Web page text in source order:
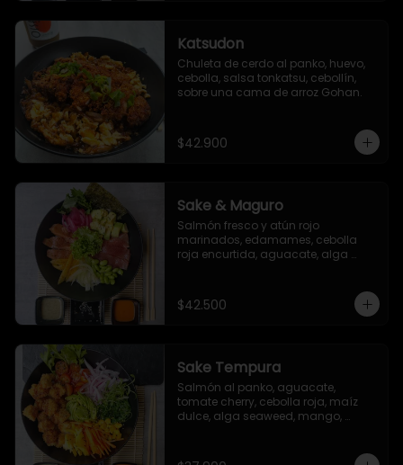
Katsudon
Chuleta de cerdo al panko, huevo,
cebolla, salsa tonkatsu, cebollín,
sobre una cama de arroz Gohan.
$42.900
Sake & Maguro
Salmón fresco y atún rojo
marinados, edamames, cebolla
roja encurtida, aguacate, alga
sriracha (opcional)
$42.500
Sake Tempura
Salmón al panko, aguacate,
tomate cherry, cebolla roja, maíz
dulce, alga seaweed, mango,